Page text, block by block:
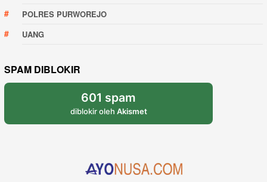
POLRES PURWOREJO
UANG
SPAM DIBLOKIR
601 spam
diblokir oleh Akismet